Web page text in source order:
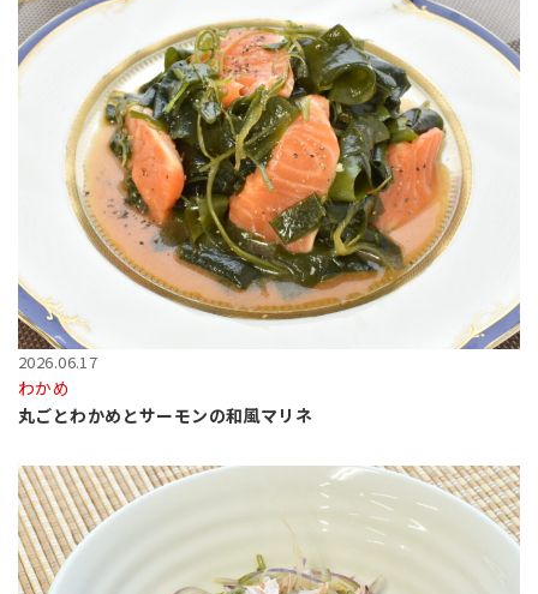
2026.06.17
わかめ
丸ごとわかめとサーモンの和風マリネ